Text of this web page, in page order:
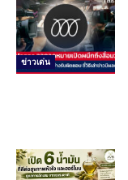
ข่าวเด่น